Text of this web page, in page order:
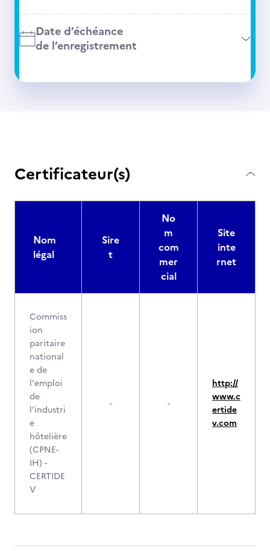
Date d’échéance
de l’enregistrement
Certificateur(s)
Nom
légal
Sire
t
No
m
com
mer
cial
Site
inte
rnet
Commiss
ion
paritaire
national
e de
l'emploi
de
l'industri
e
hôtelière
(CPNE-
IH) -
CERTIDE
V
- -
http://
www.c
ertide
v.com